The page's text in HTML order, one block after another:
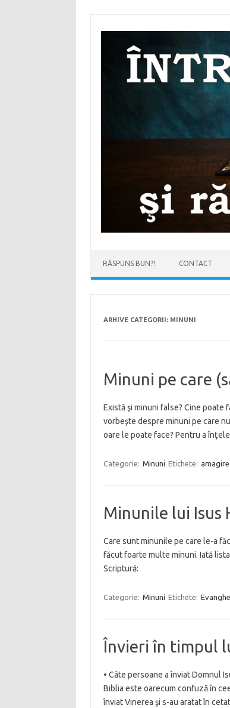
RĂSPUNS BUN?! CONTACT
ARHIVE CATEGORII: MINUNI
Minuni pe care
Există şi minuni false? Cine poate
vorbeşte despre minuni pe care
oare le poate face? Pentru a
Categorie: Minuni Etichete: amagire
Minunile lui Isus
Care sunt minunile pe care le-a
făcut foarte multe minuni. Iată
Scriptură:
Categorie: Minuni Etichete:
Învieri în timpul
• Câte persoane a înviat Domnul
Biblia este oarecum confuză în
înviat Vinerea şi s-au aratat în